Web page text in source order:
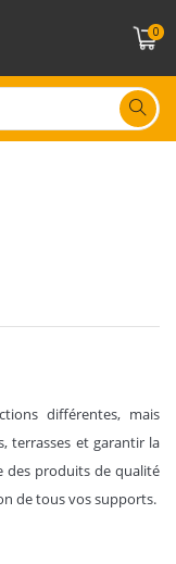
0
différentes, mais
terrasses et garantir la
des produits de qualité
de tous vos supports.